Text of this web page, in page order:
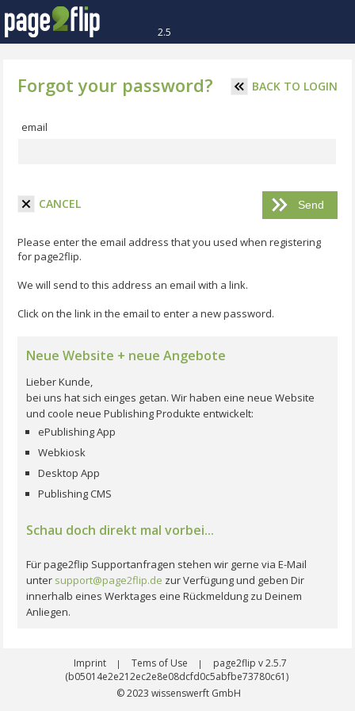
2.5
Forgot your password? BACK TO LOGIN
email
CANCEL
Please enter the email address that you used when registering
for page2flip.
We will send to this address an email with a link.
Click on the link in the email to enter a new password.
Neue Website + neue Angebote
Lieber Kunde,
bei uns hat sich einges getan. Wir haben eine neue Website
und coole neue Publishing Produkte entwickelt:
ePublishing App
Webkiosk
Desktop App
Publishing CMS
Schau doch direkt mal vorbei...
Für page2flip Supportanfragen stehen wir gerne via E-Mail
unter support@page2flip.de zur Verfügung und geben Dir
innerhalb eines Werktages eine Rückmeldung zu Deinem
Anliegen.
Imprint | Tems of Use |
page2flip v 2.5.7
(b05014e2e212ec2e8e08dcfd0c5abfbe73780c61)
© 2023 wissenswerft GmbH